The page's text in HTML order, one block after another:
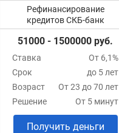
Рефинансирование
кредитов СКБ-банк
51000 - 1500000 руб.
Ставка
От 6,1%
Срок
до 5 лет
Возраст
От 23 до 70 лет
Решение
От 5 минут
Получить деньги